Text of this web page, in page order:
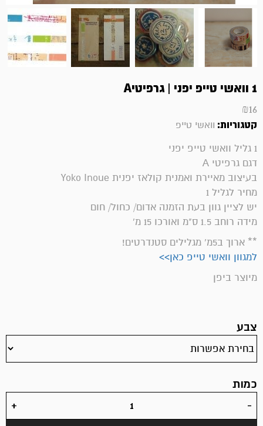
1 וואשי טייפ יפני | גרפיטיA
₪16
קטגוריות: וואשי טייפ
1 גליל וואשי טייפ יפני
דגם גרפיטי A
בעיצוב מאיירת ואמנית קולאז יפנית Yoko Inoue
מחיר לגליל 1
יש לציין גוון בעת הזמנה אדום/ כחול/ חום
מידה רוחב 1.5 ס"מ ואורכו 15 מ'
** ארוך ב5מ' מגלילים סטנדרטים!
למגוון וואשי טייפ כאן>>
מיוצר ביפן
צבע
כמות